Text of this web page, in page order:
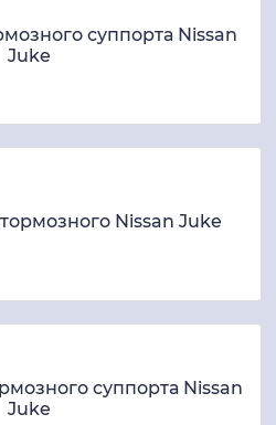
суппорта Nissan
Juke
Nissan Juke
суппорта Nissan
Juke